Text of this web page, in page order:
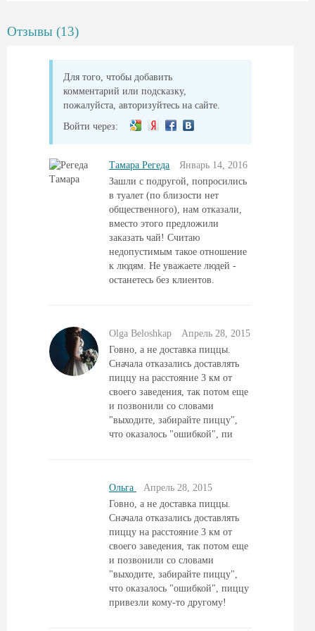
Отзывы (13)
Для того, чтобы добавить
комментарий или подсказку,
пожалуйста, авторизуйтесь на сайте.
Войти через:
Тамара Регеда
Январь 14, 2016
Зашли с подругой, попросились
в туалет (по близости нет
общественного), нам отказали,
вместо этого предложили
заказать чай! Считаю
недопустимым такое отношение
к людям. Не уважаете людей -
останетесь без клиентов.
Olga Beloshkap
Aпрель 28, 2015
Говно, а не доставка пиццы.
Сначала отказались доставлять
пиццу на расстояние 3 км от
своего заведения, так потом еще
и позвонили со словами
"выходите, забирайте пиццу",
что оказалось "ошибкой", пи
Ольга
Aпрель 28, 2015
Говно, а не доставка пиццы.
Сначала отказались доставлять
пиццу на расстояние 3 км от
своего заведения, так потом еще
и позвонили со словами
"выходите, забирайте пиццу",
что оказалось "ошибкой", пиццу
привезли кому-то другому!